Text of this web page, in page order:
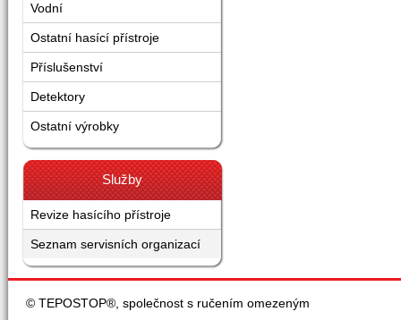
Vodní
Ostatní hasící přístroje
Příslušenství
Detektory
Ostatní výrobky
Služby
Revize hasícího přístroje
Seznam servisních organizací
© TEPOSTOP®, společnost s ručením omezeným